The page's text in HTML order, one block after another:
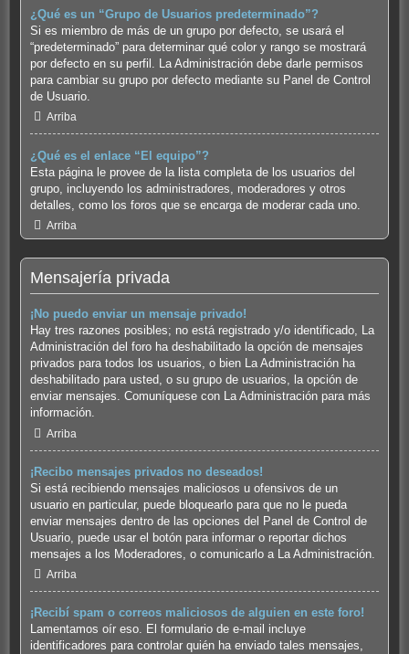
¿Qué es un “Grupo de Usuarios predeterminado”?
Si es miembro de más de un grupo por defecto, se usará el
“predeterminado” para determinar qué color y rango se mostrará
por defecto en su perfil. La Administración debe darle permisos
para cambiar su grupo por defecto mediante su Panel de Control
de Usuario.
Arriba
¿Qué es el enlace “El equipo”?
Esta página le provee de la lista completa de los usuarios del
grupo, incluyendo los administradores, moderadores y otros
detalles, como los foros que se encarga de moderar cada uno.
Arriba
Mensajería privada
¡No puedo enviar un mensaje privado!
Hay tres razones posibles; no está registrado y/o identificado, La
Administración del foro ha deshabilitado la opción de mensajes
privados para todos los usuarios, o bien La Administración ha
deshabilitado para usted, o su grupo de usuarios, la opción de
enviar mensajes. Comuníquese con La Administración para más
información.
Arriba
¡Recibo mensajes privados no deseados!
Si está recibiendo mensajes maliciosos u ofensivos de un
usuario en particular, puede bloquearlo para que no le pueda
enviar mensajes dentro de las opciones del Panel de Control de
Usuario, puede usar el botón para informar o reportar dichos
mensajes a los Moderadores, o comunicarlo a La Administración.
Arriba
¡Recibí spam o correos maliciosos de alguien en este foro!
Lamentamos oír eso. El formulario de e-mail incluye
identificadores para controlar quién ha enviado tales mensajes,